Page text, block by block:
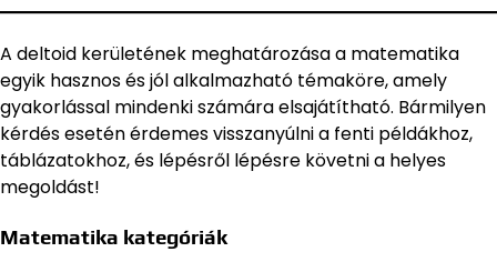
A deltoid kerületének meghatározása a matematika
egyik hasznos és jól alkalmazható témaköre, amely
gyakorlással mindenki számára elsajátítható. Bármilyen
kérdés esetén érdemes visszanyúlni a fenti példákhoz,
táblázatokhoz, és lépésről lépésre követni a helyes
megoldást!
Matematika kategóriák